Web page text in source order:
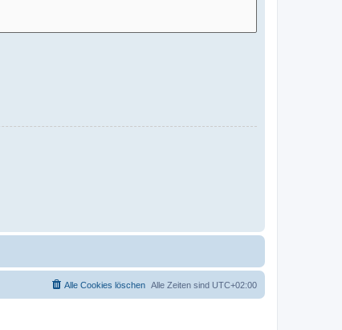
Alle Zeiten sind UTC+02:00
Alle Cookies löschen